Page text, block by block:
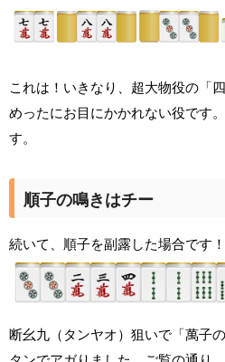
これは！いきなり、超大物役の「
めったにお目にかかれない役です
す。
順子の鳴きはチー
続いて、順子を副露した場合です！
断幺九（タンヤオ）狙いで「萬子